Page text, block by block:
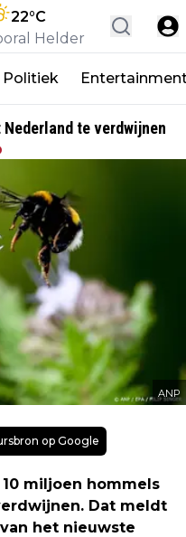
22°C
Helder
Politiek
te verdwijnen
ANP
op Google
10 miljoen hommels
Dat meldt
het nieuwste